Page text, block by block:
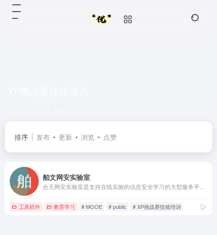
排序 发布 更新 浏览 点赞
舶文网安实验室
工具软件 教育学习 # MOOE # public # XP挑战赛技能培训